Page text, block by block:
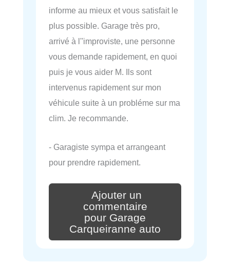
informe au mieux et vous satisfait le
plus possible. Garage très pro,
arrivé à l''improviste, une personne
vous demande rapidement, en quoi
puis je vous aider M. Ils sont
intervenus rapidement sur mon
véhicule suite à un probléme sur ma
clim. Je recommande.
- Garagiste sympa et arrangeant
pour prendre rapidement.
Ajouter un
commentaire
pour Garage
Carqueiranne auto